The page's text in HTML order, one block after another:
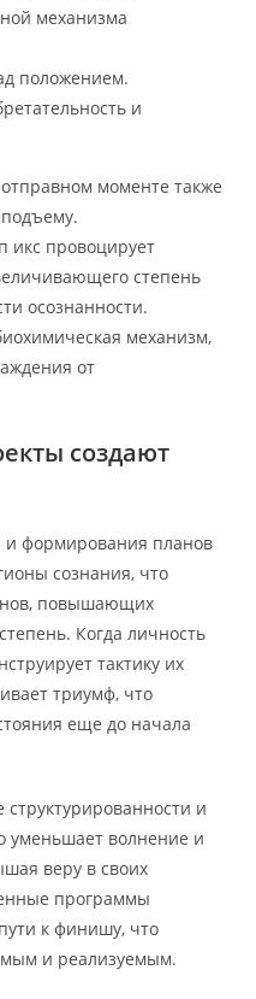
механизма
положением.
и
моменте также
икс провоцирует
степень
осознанности.
механизм,
от
создают
формирования планов
сознания, что
повышающих
Когда личность
тактику их
триумф, что
еще до начала
и
уменьшает волнение и
веру в своих
программы
к финишу, что
и реализуемым.